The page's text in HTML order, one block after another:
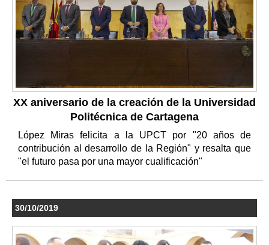
XX aniversario de la creación de la Universidad
Politécnica de Cartagena
López Miras felicita a la UPCT por "20 años de
contribución al desarrollo de la Región" y resalta que
"el futuro pasa por una mayor cualificación"
30/10/2019